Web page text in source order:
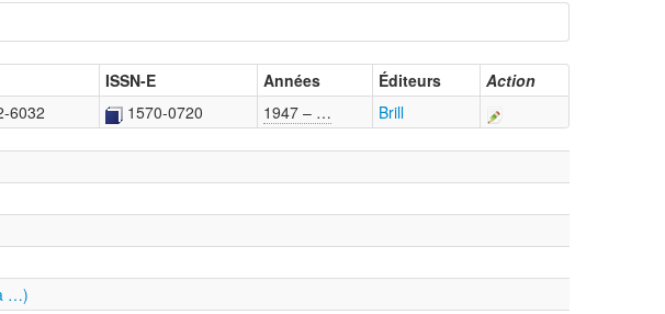
ISSN-E Années Éditeurs
Action
6032 1570-0720 1947 – … Brill
…)